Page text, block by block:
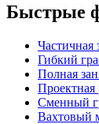
Быстрые
Частичная
Гибкий
Полная
Проектная
Сменный
Вахтовый